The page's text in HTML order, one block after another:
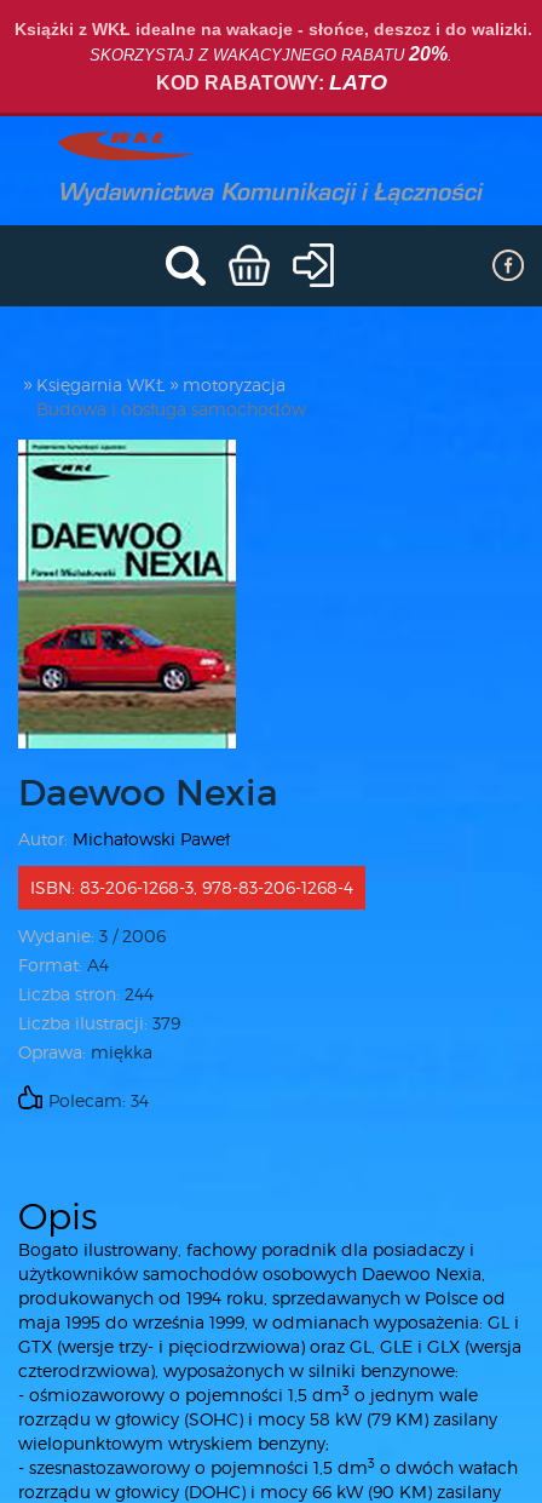
Książki z WKŁ idealne na wakacje - słońce, deszcz i do walizki.
SKORZYSTAJ Z WAKACYJNEGO RABATU20%.
KOD RABATOWY: LATO
Księgarnia WKŁ
motoryzacja
Budowa i obsługa samochodów
Daewoo Nexia
Autor: Michałowski Paweł
ISBN: 83-206-1268-3, 978-83-206-1268-4
Wydanie: 3 / 2006
Format: A4
Liczba stron: 244
Liczba ilustracji: 379
Oprawa: miękka
Polecam: 34
Opis
Bogato ilustrowany, fachowy poradnik dla posiadaczy i
użytkowników samochodów osobowych Daewoo Nexia,
produkowanych od 1994 roku, sprzedawanych w Polsce od
maja 1995 do września 1999, w odmianach wyposażenia: GL i
GTX (wersje trzy- i pięciodrzwiowa) oraz GL, GLE i GLX (wersja
czterodrzwiowa), wyposażonych w silniki benzynowe:
- ośmiozaworowy o pojemności 1,5 dm3 o jednym wale
rozrządu w głowicy (SOHC) i mocy 58 kW (79 KM) zasilany
wielopunktowym wtryskiem benzyny;
- szesnastozaworowy o pojemności 1,5 dm3 o dwóch wałach
rozrządu w głowicy (DOHC) i mocy 66 kW (90 KM) zasilany